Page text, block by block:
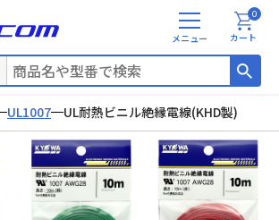
メ
ニ
カート
0
UL1007 UL耐熱ビニル絶縁電線(KHD製)